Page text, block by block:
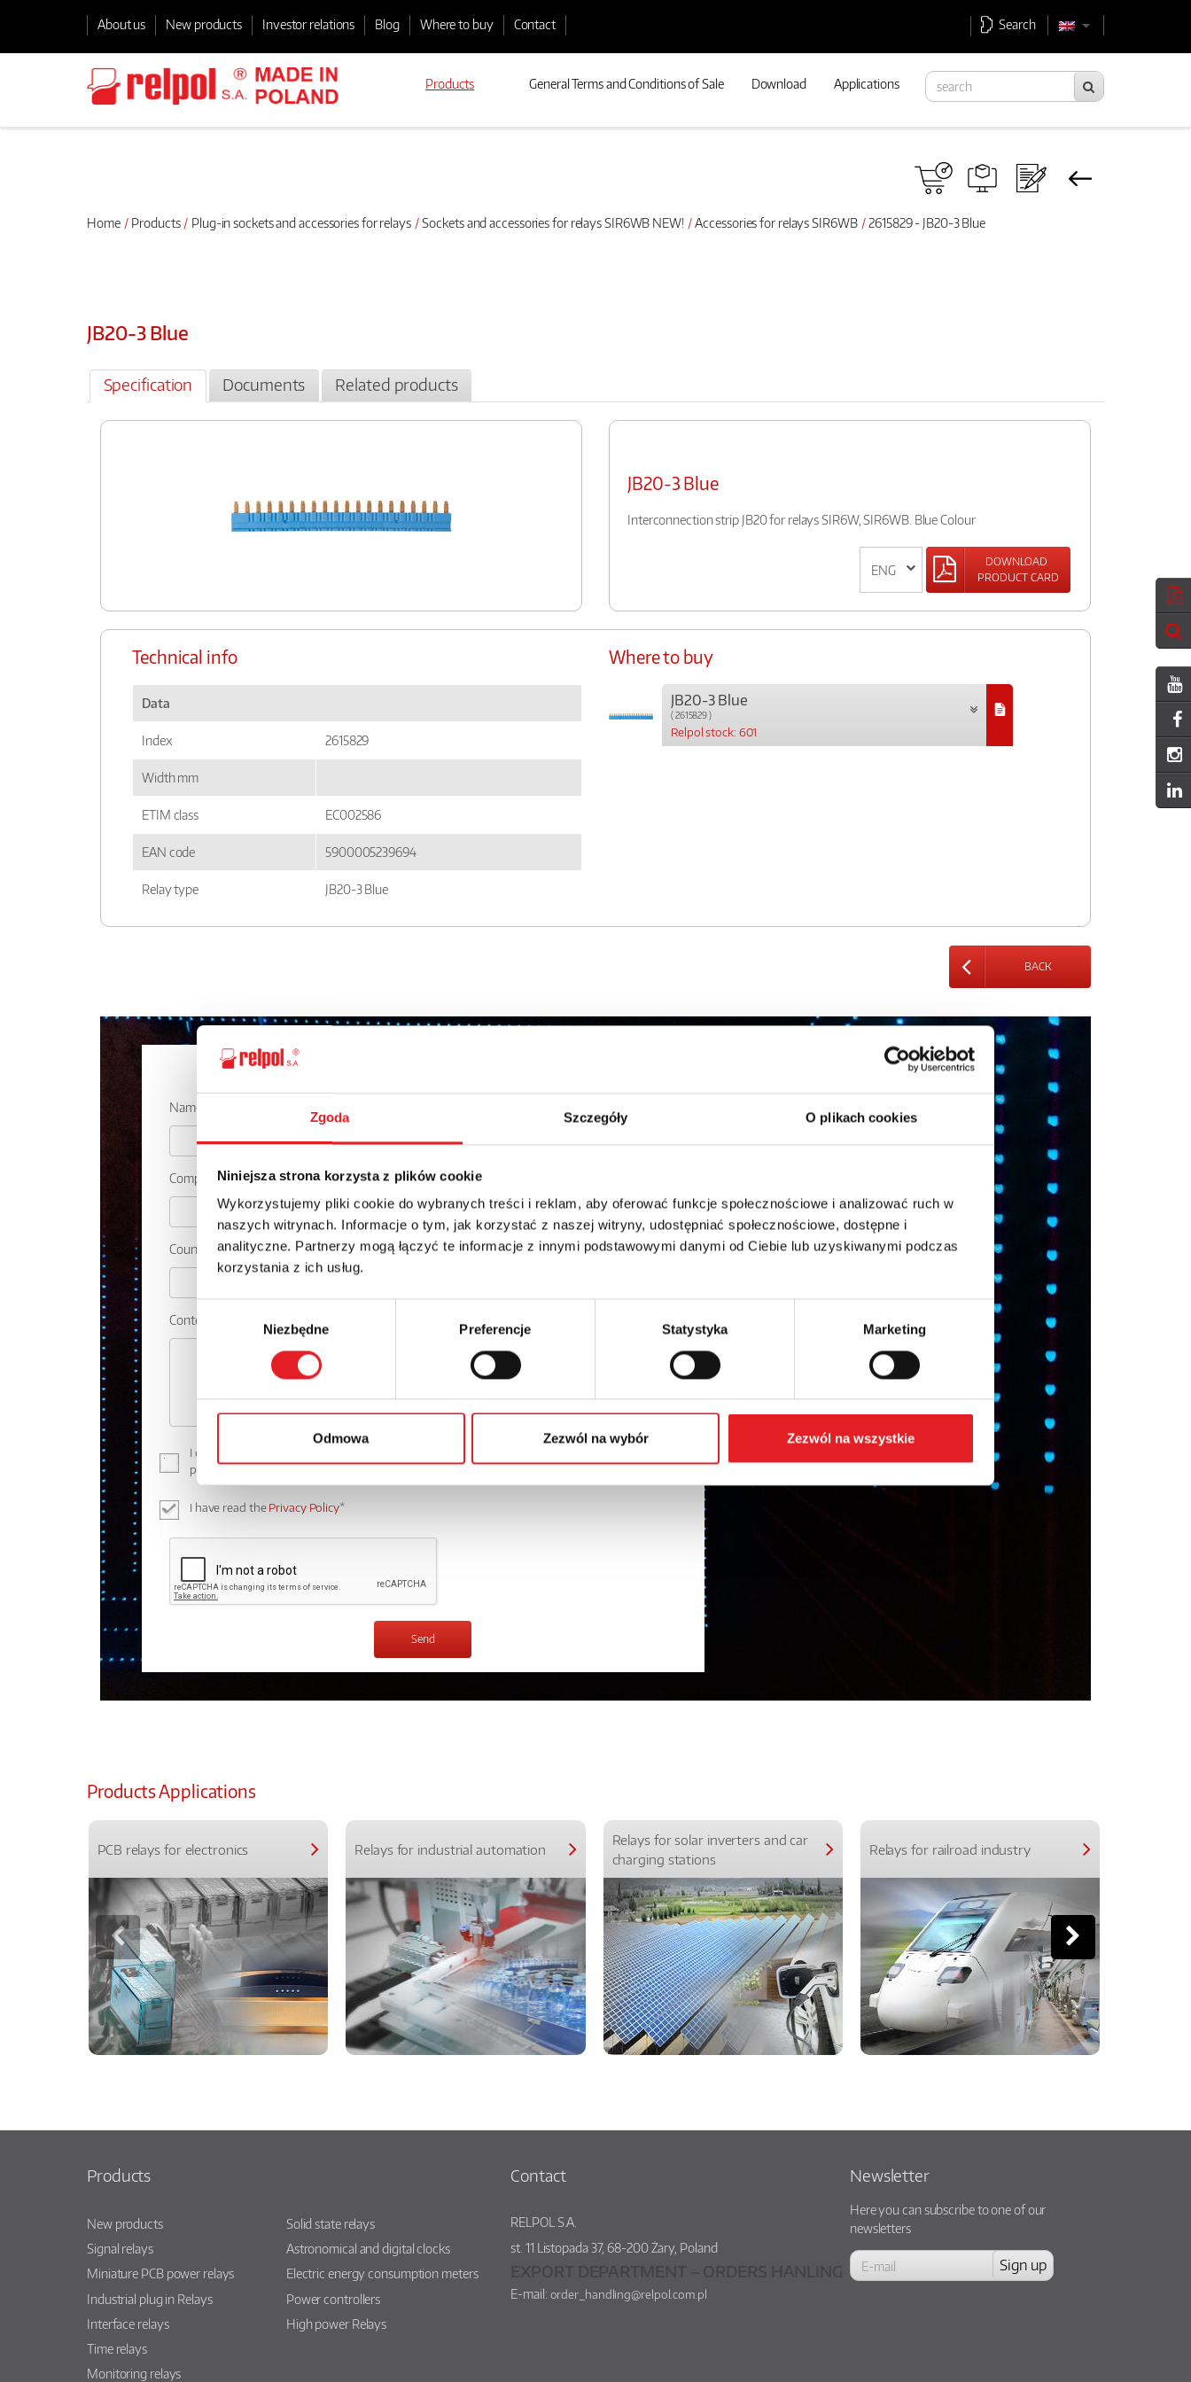
Zgoda Szczegóły O plikach cookies
Niniejsza strona korzysta z plików cookie
Wykorzystujemy pliki cookie do wybranych treści i reklam, aby oferować funkcje społecznościowe i analizować ruch w
naszych witrynach. Informacje o tym, jak korzystać z naszej witryny, udostępniać społecznościowe, dostępne i
analityczne. Partnerzy mogą łączyć te informacje z innymi podstawowymi danymi od Ciebie lub uzyskiwanymi podczas
korzystania z ich usług.
Niezbędne Preferencje Statystyka Marketing
Odmowa Zezwól na wybór Zezwól na wszystkie
About us New products Investor relations Blog Where to buy Contact Search
Products General Terms and Conditions of Sale Download Applications
Home Products Plug-in sockets and accessories for relays Sockets and accessories for relays SIR6WB NEW! Accessories for relays SIR6WB 2615829 - JB20-3 Blue
JB20-3 Blue
Specification Documents Related products
JB20-3 Blue
Interconnection strip JB20 for relays SIR6W, SIR6WB. Blue Colour
DOWNLOAD
PRODUCT CARD
Technical info
Data
Index 2615829
Width mm
ETIM class EC002586
EAN code 5900005239694
Relay type JB20-3 Blue
Where to buy
JB20-3 Blue
( 2615829 )
Relpol stock: 601
BACK
Ask for the details of the offer
Name: *
Company: Phone:
Country:
Contents: *
I consent to the processing of my personal data by Relpol S.A. More information on the
processing of personal data in thePrivacy Policy*
I have read thePrivacy Policy*
Products Applications
PCB relays for electronics Relays for industrial automation
Relays for solar inverters and car
charging stations
Relays for railroad industry
Products
New products
Signal relays
Miniature PCB power relays
Industrial plug in Relays
Interface relays
Time relays
Monitoring relays
Solid state relays
Astronomical and digital clocks
Electric energy consumption meters
Power controllers
High power Relays
Contact
RELPOL S.A.
st. 11 Listopada 37,68-200Żary, Poland
E-mail: order_handling@relpol.com.pl
Newsletter
Here you can subscribe to one of our
newsletters